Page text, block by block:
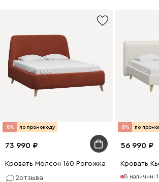
-8% по промокоду
73 990
Кровать Молсон 160 Рогожка Терракотовый
2отзыва
-8% по
56 990
Кровать
В наличии: 1